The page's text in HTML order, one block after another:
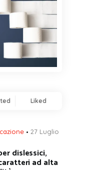
Liked
27 Luglio
dislessici,
ad alta